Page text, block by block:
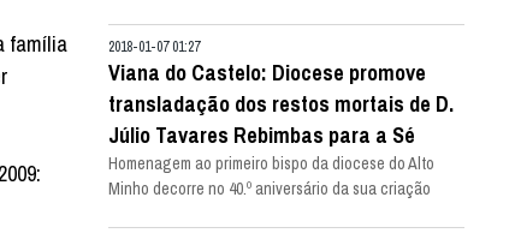
família
2018-01-07 01:27
Viana do Castelo: Diocese promove
transladação dos restos mortais de D.
Júlio Tavares Rebimbas para a Sé
Homenagem ao primeiro bispo da diocese do Alto
Minho decorre no 40.º aniversário da sua criação